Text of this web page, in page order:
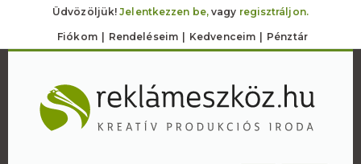
Üdvözöljük!Jelentkezzen be,vagy regisztráljon.
Fiókom Rendeléseim Kedvenceim Pénztár